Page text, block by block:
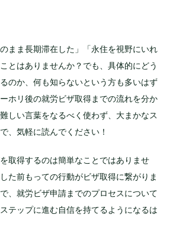
まま長期滞在した」「永住を視野にいれ
とはありませんか？でも、具体的にどう
のか、何も知らないという方も多いはず
ホリ後の就労ビザ取得までの流れを分か
しい言葉をなるべく使わず、大まかなス
、気軽に読んでください！
取得するのは簡単なことではありませ
た前もっての行動がビザ取得に繋がりま
、就労ビザ申請までのプロセスについて
テップに進む自信を持てるようになるは